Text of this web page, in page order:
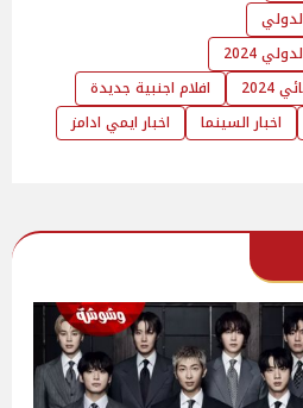
2024
افلام اجنبية جديدة
اخبار السينما اخبار ايمي ادامز